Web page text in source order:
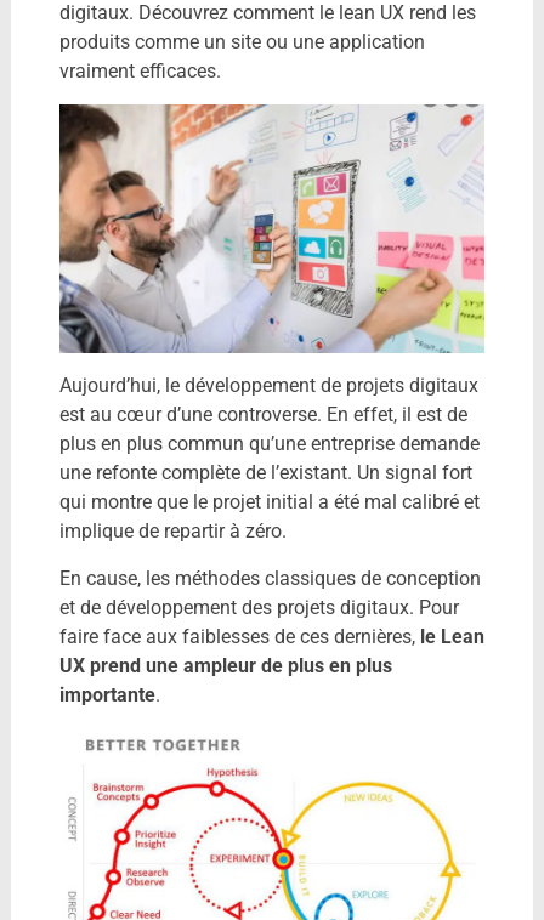
digitaux. Découvrez comment le lean UX rend les
produits comme un site ou une application
vraiment efficaces.
Aujourd’hui, le développement de projets digitaux
est au cœur d’une controverse. En effet, il est de
plus en plus commun qu’une entreprise demande
une refonte complète de l’existant. Un signal fort
qui montre que le projet initial a été mal calibré et
implique de repartir à zéro.
En cause, les méthodes classiques de conception
et de développement des projets digitaux. Pour
faire face aux faiblesses de ces dernières, le Lean
UX prend une ampleur de plus en plus
importante.